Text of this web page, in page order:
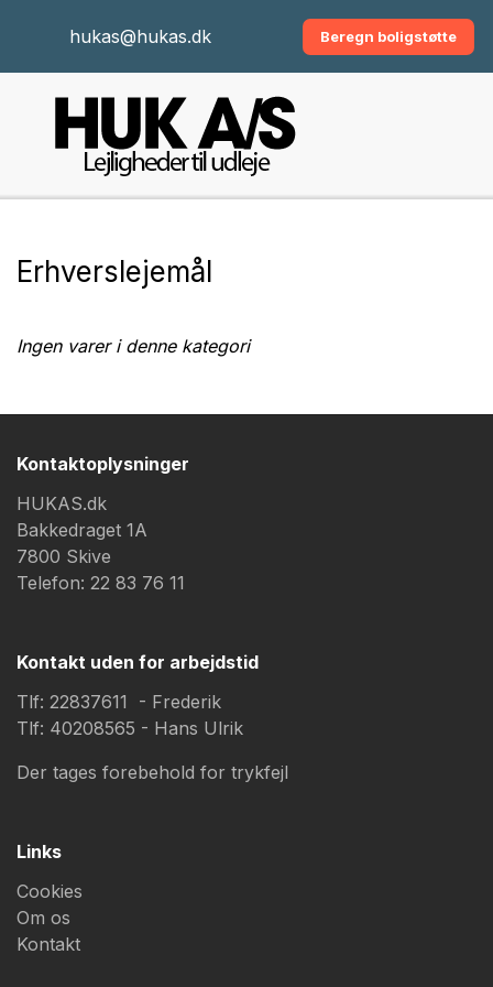
hukas@hukas.dk Beregn boligstøtte
Erhverslejemål
Ingen varer i denne kategori
Kontaktoplysninger
HUKAS.dk
Bakkedraget 1A
7800 Skive
Telefon: 22 83 76 11
Kontakt uden for arbejdstid
Tlf: 22837611 - Frederik
Tlf: 40208565 - Hans Ulrik
Der tages forebehold for trykfejl
Links
Cookies
Om os
Kontakt